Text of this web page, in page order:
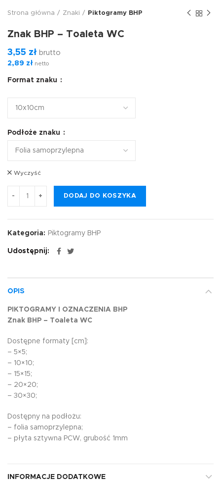
Strona główna Znaki Piktogramy BHP
Znak BHP – Toaleta WC
3,55 zł brutto
2,89 zł netto
Format znaku
Podłoże znaku
Wyczyść
DODAJ DO KOSZYKA
Kategoria: Piktogramy BHP
Udostępnij
OPIS
PIKTOGRAMY I OZNACZENIA BHP
Znak BHP – Toaleta WC
Dostępne formaty [cm]:
– 5×5;
– 10×10;
– 15×15;
– 20×20;
– 30×30;
Dostępny na podłożu:
– folia samoprzylepna;
– płyta sztywna PCW, grubość 1mm
INFORMACJE DODATKOWE